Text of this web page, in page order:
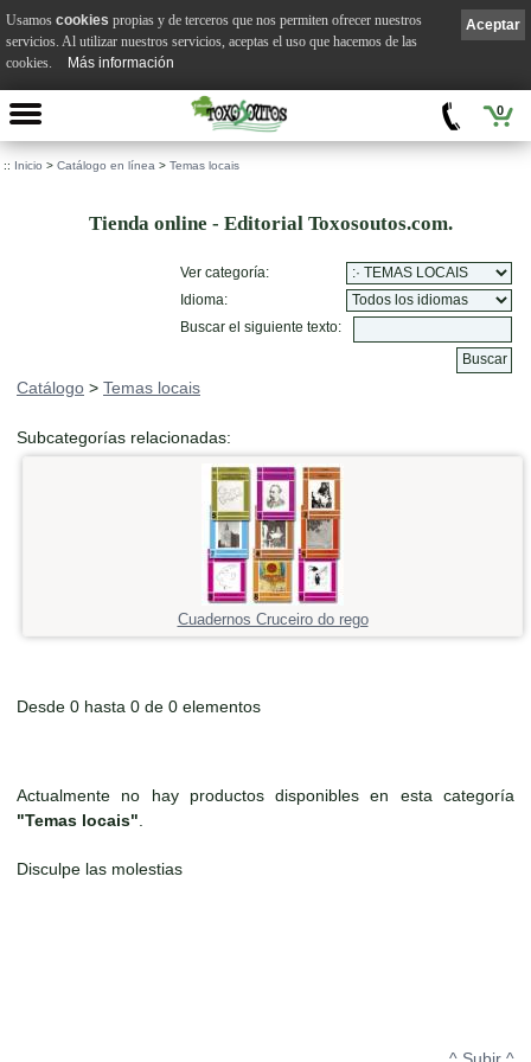
0
:: Inicio > Catálogo en línea > Temas locais
Tienda online - Editorial Toxosoutos.com.
Ver categoría:
Idioma:
Buscar el siguiente texto:
Catálogo > Temas locais
Subcategorías relacionadas:
Cuadernos Cruceiro do rego
Desde 0 hasta 0 de 0 elementos
Actualmente no hay productos disponibles en esta categoría
"Temas locais"
Disculpe las molestias
^ Subir ^
Aceptar
Usamos cookies propias y de terceros que nos permiten ofrecer nuestros
servicios. Al utilizar nuestros servicios, aceptas el uso que hacemos de las
cookies.
Más información